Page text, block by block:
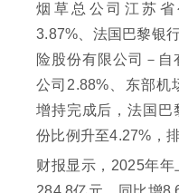
烟草总公司江苏省
3.87%、法国巴黎银
险股份有限公司－
公司2.88%、东部机
增持完成后，法国巴
份比例升至4.27%，
财报显示，2025年